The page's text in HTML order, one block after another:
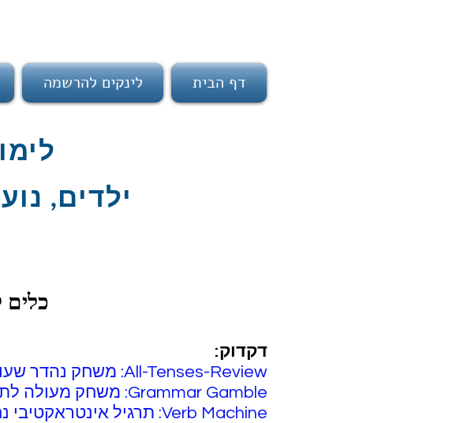
דף הבית לינקים להרשמה
ילדים,
כלים
דקדוק:
All-Tenses-Review: משחק נהדר שעוזר לחזור על צורות העבר ההווה וצורת המקור.
Grammar Gamble: משחק מעולה לתרגול זמן מסויים או כל הזמנים שונות
Verb Machine: תרגיל אינטראקטיבי נחמד במיוחד שעוזר לזהות בין מבני הדקדדוק השונים.